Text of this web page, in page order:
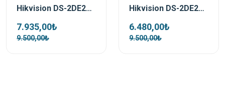
Hikvision DS-2DE2C400IWG-K/4G/C05S10 4 MP 2.8mm Pro Solar IP Güvenlik Kamerası
7.935,00₺
9.500,00₺
Hikvision DS-2DE2C200IWG-K/4G/C05S10 2 MP 2.8mm Pro Solar IP Güvenlik Kamerası
6.480,00₺
9.500,00₺